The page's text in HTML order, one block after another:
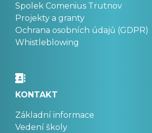
Spolek Comenius Trutnov
Projekty a granty
Ochrana osobních údajů (GDPR)
Whistleblowing
KONTAKT
Základní informace
Vedení školy